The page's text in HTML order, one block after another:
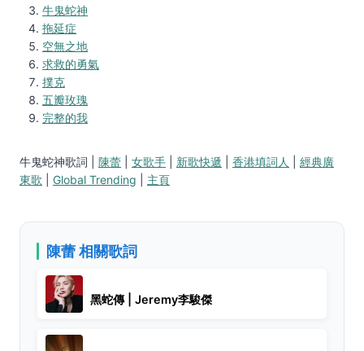
牛鬼蛇神
拖延症
空無之地
求救的勇氣
撲克
五瓣玫瑰
完整的我
牛鬼蛇神歌詞 | 陳蕾 女歌手 新歌快遞 香港填詞人
經典廣
東歌
Global Trending 主頁
陳蕾 相關歌詞
黑蛇傳 | Jeremy李駿傑